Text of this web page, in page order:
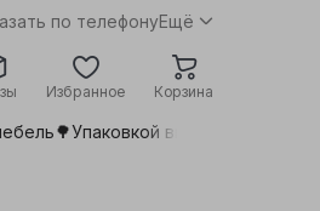
по телефонуЕщё
Избранное Корзина
Упаковкой выгоднее📦